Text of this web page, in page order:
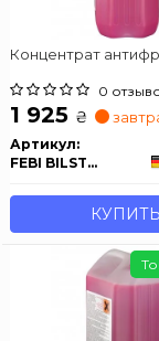
Концентрат
0
1 925 ₴
Артикул:
FEBI BILSTEIN
КУПИТЬ